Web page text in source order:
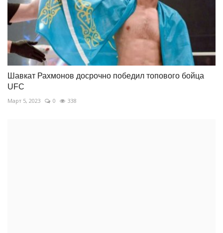
Шавкат Рахмонов досрочно победил топового бойца
UFC
Март 5, 2023 0 338